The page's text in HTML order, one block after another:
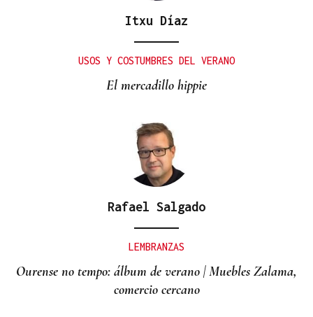
Itxu Díaz
USOS Y COSTUMBRES DEL VERANO
El mercadillo hippie
Rafael Salgado
LEMBRANZAS
Ourense no tempo: álbum de verano | Muebles Zalama,
comercio cercano